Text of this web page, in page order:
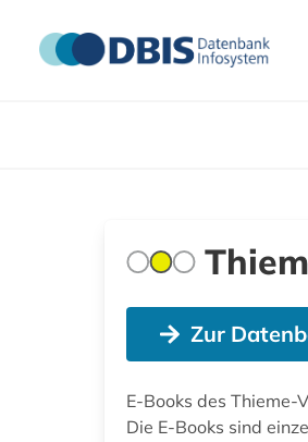
Zur
E-Books des Thieme-
Die E-Books sind